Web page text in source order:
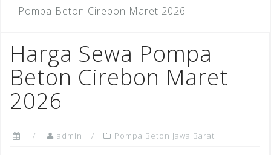
Pompa Beton Cirebon Maret 2026
Harga Sewa Pompa
Beton Cirebon Maret
2026
admin Pompa Beton Jawa Barat